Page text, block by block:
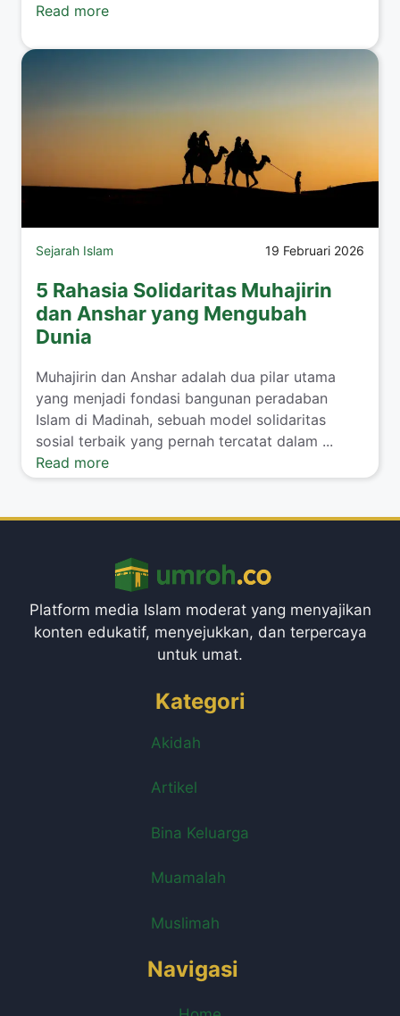
Read more
Sejarah Islam 19 Februari 2026
5 Rahasia Solidaritas Muhajirin
dan Anshar yang Mengubah
Dunia
Muhajirin dan Anshar adalah dua pilar utama
yang menjadi fondasi bangunan peradaban
Islam di Madinah, sebuah model solidaritas
sosial terbaik yang pernah tercatat dalam ...
Read more
Platform media Islam moderat yang menyajikan
konten edukatif, menyejukkan, dan terpercaya
untuk umat.
Kategori
Akidah
Artikel
Bina Keluarga
Muamalah
Muslimah
Navigasi